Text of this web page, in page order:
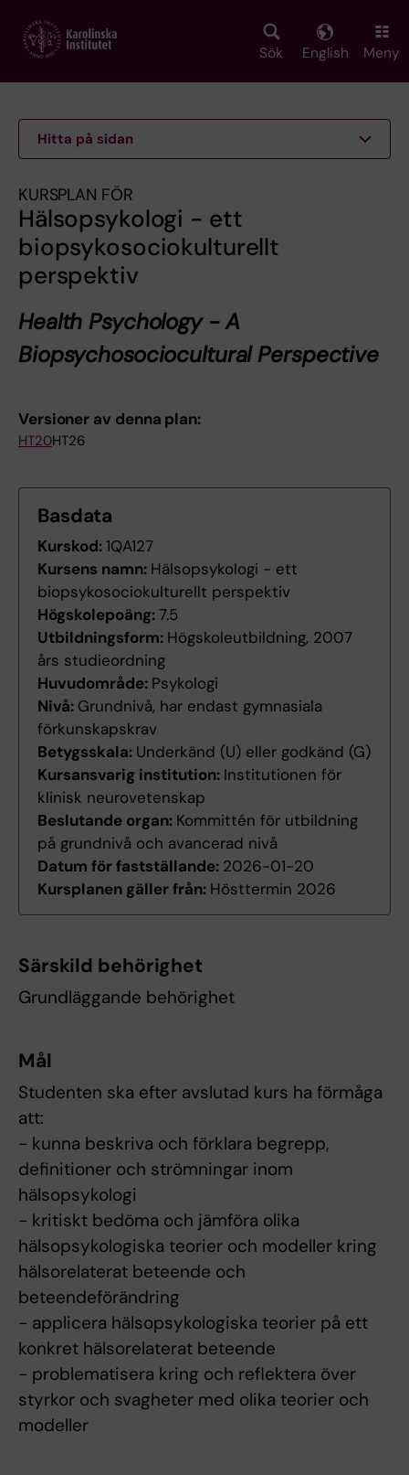
main
Sök English Meny
Hitta på sidan
KURSPLAN FÖR
Hälsopsykologi - ett
biopsykosociokulturellt
perspektiv
Health Psychology - A
Biopsychosociocultural Perspective
Versioner av denna plan:
HT20HT26
Basdata
Kurskod:1QA127
Kursens namn: Hälsopsykologi - ett
biopsykosociokulturellt perspektiv
Högskolepoäng:7.5
Utbildningsform: Högskoleutbildning, 2007
års studieordning
Huvudområde: Psykologi
Nivå: Grundnivå, har endast gymnasiala
förkunskapskrav
Betygsskala: Underkänd (U) eller godkänd (G)
Kursansvarig institution: Institutionen för
klinisk neurovetenskap
Beslutande organ: Kommittén för utbildning
på grundnivå och avancerad nivå
Datum för fastställande: 2026-01-20
Kursplanen gäller från: Hösttermin 2026
Särskild behörighet
Grundläggande behörighet
Mål
Studenten ska efter avslutad kurs ha förmåga
att:
- kunna beskriva och förklara begrepp,
definitioner och strömningar inom
hälsopsykologi
- kritiskt bedöma och jämföra olika
hälsopsykologiska teorier och modeller kring
hälsorelaterat beteende och
beteendeförändring
- applicera hälsopsykologiska teorier på ett
konkret hälsorelaterat beteende
- problematisera kring och reflektera över
styrkor och svagheter med olika teorier och
modeller